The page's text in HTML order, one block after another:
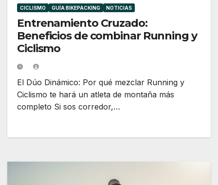
CICLISMO GUÍA BIKEPACKING NOTICIAS
Entrenamiento Cruzado:
Beneficios de combinar Running y
Ciclismo
El Dúo Dinámico: Por qué mezclar Running y
Ciclismo te hará un atleta de montaña más
completo Si sos corredor,…